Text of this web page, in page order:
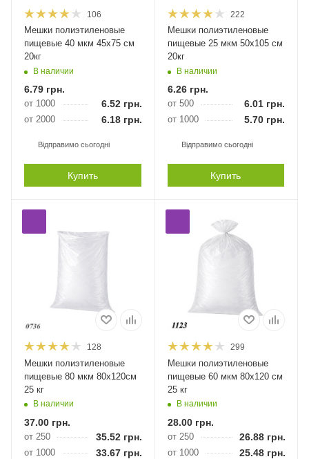
106
Мешки полиэтиленовые
пищевые 40 мкм 45х75 см
20кг
В наличии
6.79 грн.
от 1000 6.52грн.
от 2000 6.18грн.
Відправимо сьогодні
Купить
222
Мешки полиэтиленовые
пищевые 25 мкм 50х105 см
20кг
В наличии
6.26грн.
от 500 6.01 грн.
от 1000 5.70 грн.
Відправимо сьогодні
Купить
128
Мешки полиэтиленовые
пищевые 80 мкм 80х120см
25 кг
В наличии
37.00 грн.
от 250 35.52 грн.
от 1000 33.67 грн.
299
Мешки полиэтиленовые
пищевые 60 мкм 80х120 см
25 кг
В наличии
28.00грн.
от 250 26.88грн.
от 1000 25.48грн.